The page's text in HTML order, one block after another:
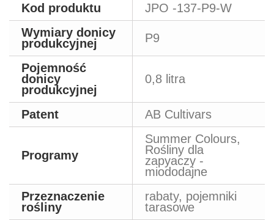
Kod produktu
JPO -137-P9-W
Wymiary donicy
produkcyjnej
P9
Pojemność
donicy
produkcyjnej
0,8 litra
Patent AB Cultivars
Programy
Summer Colours,
Rośliny dla
zapyaczy -
miododajne
Przeznaczenie
rośliny
rabaty, pojemniki
tarasowe